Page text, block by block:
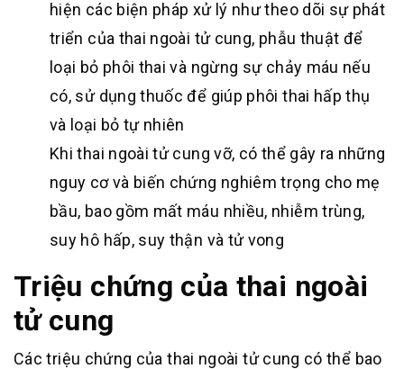
hiện các biện pháp xử lý như theo dõi sự phát
triển của thai ngoài tử cung, phẫu thuật để
loại bỏ phôi thai và ngừng sự chảy máu nếu
có, sử dụng thuốc để giúp phôi thai hấp thụ
và loại bỏ tự nhiên
Khi thai ngoài tử cung vỡ, có thể gây ra những
nguy cơ và biến chứng nghiêm trọng cho mẹ
bầu, bao gồm mất máu nhiều, nhiễm trùng,
suy hô hấp, suy thận và tử vong
Triệu chứng của thai ngoài
tử cung
Các triệu chứng của thai ngoài tử cung có thể bao